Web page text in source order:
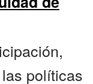
políticas